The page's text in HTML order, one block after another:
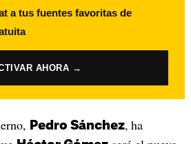
a tus fuentes favoritas de
AHORA →
Pedro Sánchez, ha